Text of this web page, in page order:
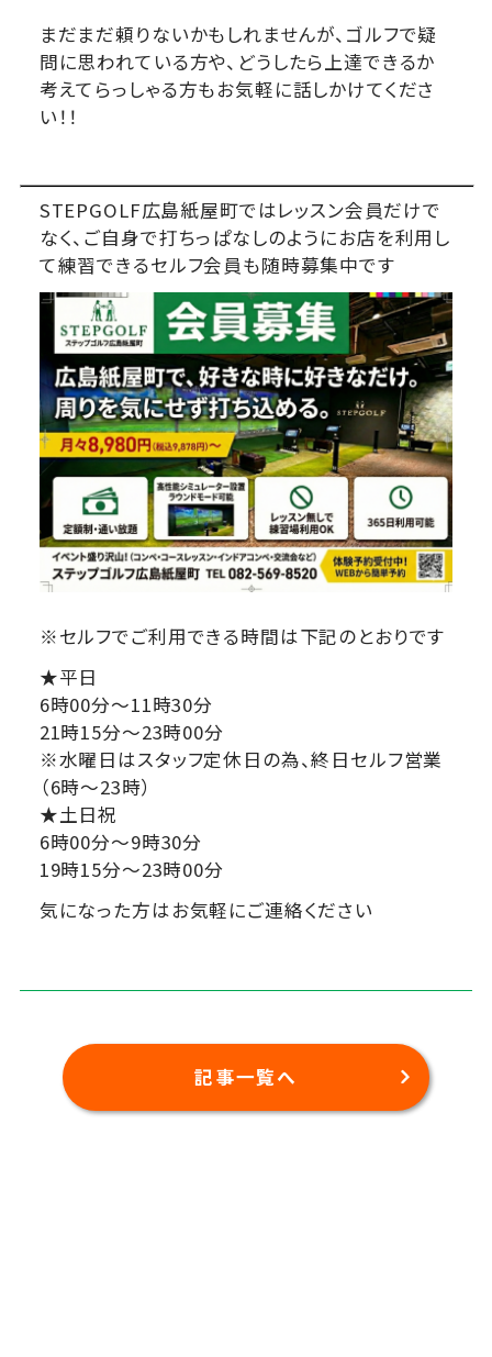
まだまだ頼りないかもしれませんが、ゴルフで疑
問に思われている方や、どうしたら上達できるか
考えてらっしゃる方もお気軽に話しかけてくださ
い！！
STEPGOLF広島紙屋町ではレッスン会員だけで
なく、ご自身で打ちっぱなしのようにお店を利用し
て練習できるセルフ会員も随時募集中です
※セルフでご利用できる時間は下記のとおりです
★平日
6時00分～11時30分
21時15分～23時00分
※水曜日はスタッフ定休日の為、終日セルフ営業
（6時～23時）
★土日祝
6時00分～9時30分
19時15分～23時00分
気になった方はお気軽にご連絡ください
記事一覧へ